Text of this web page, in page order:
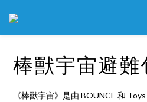
棒獸宇宙避難
《棒獸宇宙》是由 BOUNCE 和